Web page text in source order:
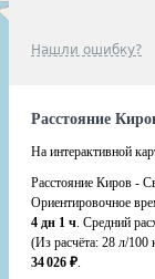
Нашли ошибку?
Расстояние
На интерактивной
Расстояние Киров -
Ориентировочное
4 дн 1 ч. Средний
(Из расчёта: 28 л/100
34 026 ₽.